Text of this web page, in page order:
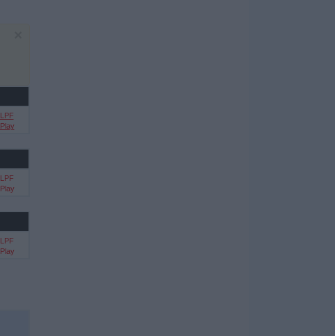
LPF
Play
LPF
Play
LPF
Play